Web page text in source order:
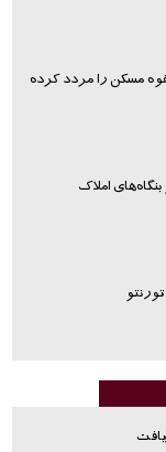
مسکن را مردد کرده
املاک